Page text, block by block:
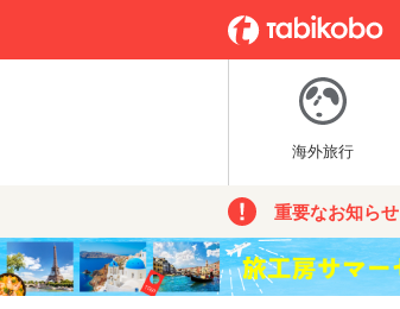
海外旅行
重要なお知らせ